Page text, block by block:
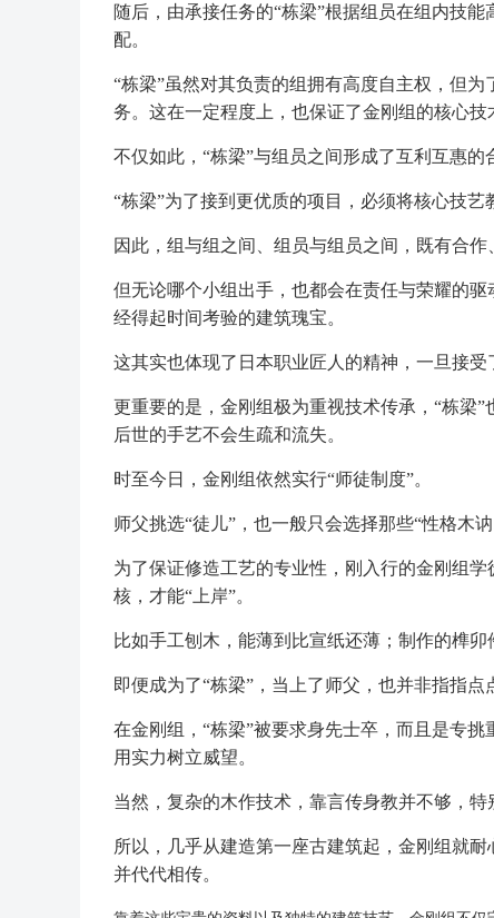
随后，由承接任务的“栋梁”根据组员在组内技
配。
“栋梁”虽然对其负责的组拥有高度自主权，但
务。这在一定程度上，也保证了金刚组的核心技
不仅如此，“栋梁”与组员之间形成了互利互惠的
“栋梁”为了接到更优质的项目，必须将核心技
因此，组与组之间、组员与组员之间，既有合作
但无论哪个小组出手，也都会在责任与荣耀的
经得起时间考验的建筑瑰宝。
这其实也体现了日本职业匠人的精神，一旦接受
更重要的是，金刚组极为重视技术传承，“栋梁
后世的手艺不会生疏和流失。
时至今日，金刚组依然实行“师徒制度”。
师父挑选“徒儿”，也一般只会选择那些“性格木
为了保证修造工艺的专业性，刚入行的金刚组
核，才能“上岸”。
比如手工刨木，能薄到比宣纸还薄；制作的榫
即便成为了“栋梁”，当上了师父，也并非指指点
在金刚组，“栋梁”被要求身先士卒，而且是专
用实力树立威望。
当然，复杂的木作技术，靠言传身教并不够，
所以，几乎从建造第一座古建筑起，金刚组就
并代代相传。